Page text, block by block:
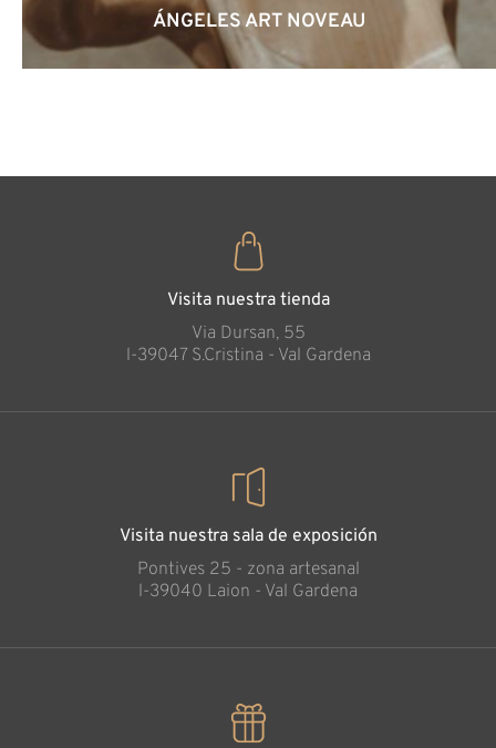
ÁNGELES ART NOVEAU
Visita nuestra tienda
Via Dursan, 55
l-39047 S.Cristina - Val Gardena
Visita nuestra sala de exposición
Pontives 25 - zona artesanal
l-39040 Laion - Val Gardena